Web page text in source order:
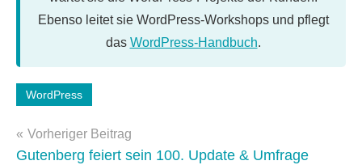
Ebenso leitet sie WordPress-Workshops und pflegt
das WordPress-Handbuch.
Schlagwörter:
WordPress
Beitragsnavigation
Vorheriger Beitrag
Gutenberg feiert sein 100. Update & Umfrage